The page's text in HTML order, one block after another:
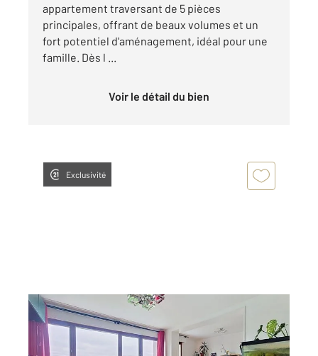
appartement traversant de 5 pièces
principales, offrant de beaux volumes et un
fort potentiel d'aménagement, idéal pour une
famille. Dès l ...
Voir le détail du bien
Exclusivité
RUNGIS 94
70,90 m2, 4 pièces
Ref : 9971